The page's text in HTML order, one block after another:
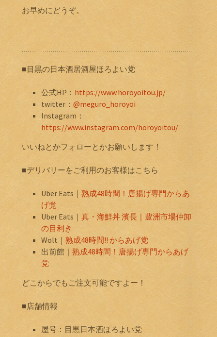
お早めにどうぞ。
■目黒の日本酒居酒屋ほろよい党
公式HP： https://www.horoyoitou.jp/
twitter： @meguro_horoyoi
Instagram：
https://www.instagram.com/horoyoitou/
いいねとかフォローとかお願いします！
■デリバリーをご利用のお客様はこちら
Uber Eats｜ 熟成48時間！唐揚げ専門からあ
げ党
Uber Eats｜ 真・海鮮丼 濱長｜豊洲市場仲卸
の目利き
Wolt｜ 熟成48時間!! からあげ党
出前館｜ 熟成48時間！唐揚げ専門からあげ
党
どこからでもご注文可能ですよー！
■店舗情報
屋号：目黒日本酒ほろよい党